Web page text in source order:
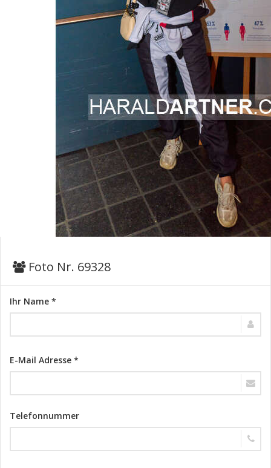
Foto Nr. 69328
Ihr Name *
E-Mail Adresse *
Telefonnummer